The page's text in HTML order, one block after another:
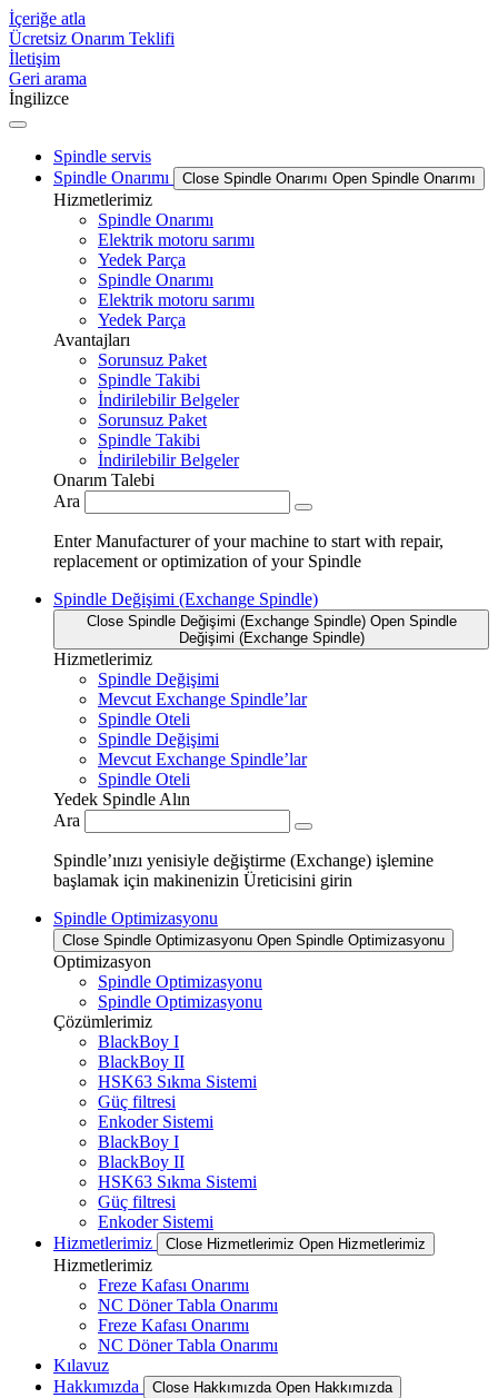
İçeriğe atla
Ücretsiz Onarım Teklifi
İletişim
Geri arama
İngilizce
Spindle servis
Spindle Onarımı
Close Spindle Onarımı Open Spindle Onarımı
Hizmetlerimiz
Spindle Onarımı
Elektrik motoru sarımı
Yedek Parça
Spindle Onarımı
Elektrik motoru sarımı
Yedek Parça
Avantajları
Sorunsuz Paket
Spindle Takibi
İndirilebilir Belgeler
Sorunsuz Paket
Spindle Takibi
İndirilebilir Belgeler
Onarım Talebi
Ara
Enter Manufacturer of your machine to start with repair,
replacement or optimization of your Spindle
Spindle Değişimi (Exchange Spindle)
Close Spindle Değişimi (Exchange Spindle) Open Spindle
Değişimi (Exchange Spindle)
Hizmetlerimiz
Spindle Değişimi
Mevcut Exchange Spindle’lar
Spindle Oteli
Spindle Değişimi
Mevcut Exchange Spindle’lar
Spindle Oteli
Yedek Spindle Alın
Ara
Spindle’ınızı yenisiyle değiştirme (Exchange) işlemine
başlamak için makinenizin Üreticisini girin
Spindle Optimizasyonu
Close Spindle Optimizasyonu Open Spindle Optimizasyonu
Optimizasyon
Spindle Optimizasyonu
Spindle Optimizasyonu
Çözümlerimiz
BlackBoy I
BlackBoy II
HSK63 Sıkma Sistemi
Güç filtresi
Enkoder Sistemi
BlackBoy I
BlackBoy II
HSK63 Sıkma Sistemi
Güç filtresi
Enkoder Sistemi
Hizmetlerimiz
Close Hizmetlerimiz Open Hizmetlerimiz
Hizmetlerimiz
Freze Kafası Onarımı
NC Döner Tabla Onarımı
Freze Kafası Onarımı
NC Döner Tabla Onarımı
Kılavuz
Hakkımızda
Close Hakkımızda Open Hakkımızda